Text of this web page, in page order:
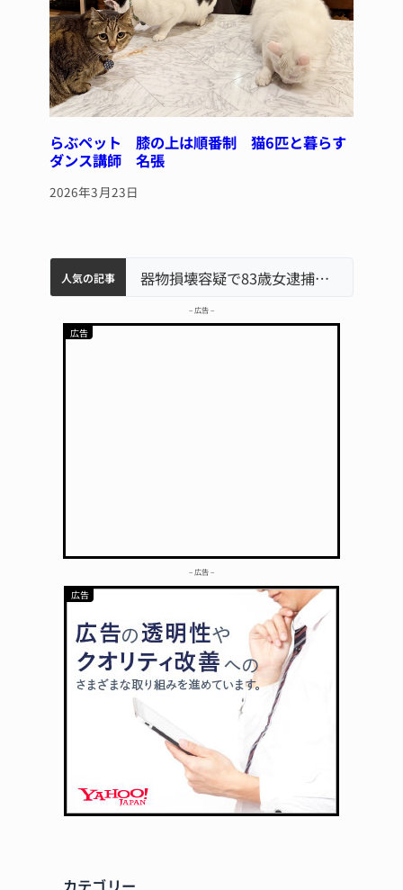
らぶペット 膝の上は順番制 猫6匹と暮らす
ダンス講師 名張
2026年3月23日
人気の記事
名張市水道料金47％値上げへ 答申案、審議会で大筋まとまる
中学校の陶壁モニュメント 地元建設会社がボランティアで清掃 伊賀名張市立病院のDMAT、熊本地震の被災地へ 能登以来3回目の派遣 器物損壊容疑で83歳女逮捕 伊賀署
– 広告 –
– 広告 –